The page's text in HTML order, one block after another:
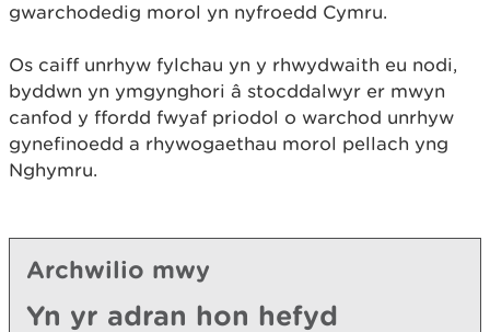
gwarchodedig morol yn nyfroedd Cymru.
Os caiff unrhyw fylchau yn y rhwydwaith eu nodi,
byddwn yn ymgynghori â stocddalwyr er mwyn
canfod y ffordd fwyaf priodol o warchod unrhyw
gynefinoedd a rhywogaethau morol pellach yng
Nghymru.
Archwilio mwy
Yn yr adran hon hefyd